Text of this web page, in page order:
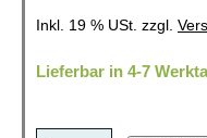
Inkl. 19 % USt. zzgl.
Lieferbar in 4-7